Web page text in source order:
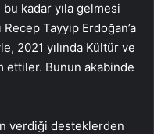
kadar yıla gelmesi
Recep Tayyip Erdoğan’a
2021 yılında Kültür ve
ettiler. Bunun akabinde
verdiği desteklerden